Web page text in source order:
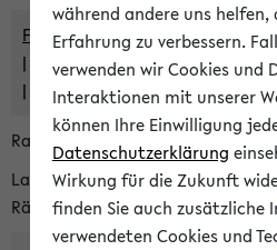
Freie Räume und
Raumüberschneidungen
Hinweise der zentralen
Raumanfragen:
Lassen Sie sich alle Räume
Räumen mit bestimmten
während andere uns helfen,
Erfahrung zu verbessern.
verwenden wir Cookies und
Interaktionen mit unserer
können Ihre Einwilligung
Datenschutzerklärung
Wirkung für die Zukunft
finden Sie auch zusätzliche
verwendeten Cookies und